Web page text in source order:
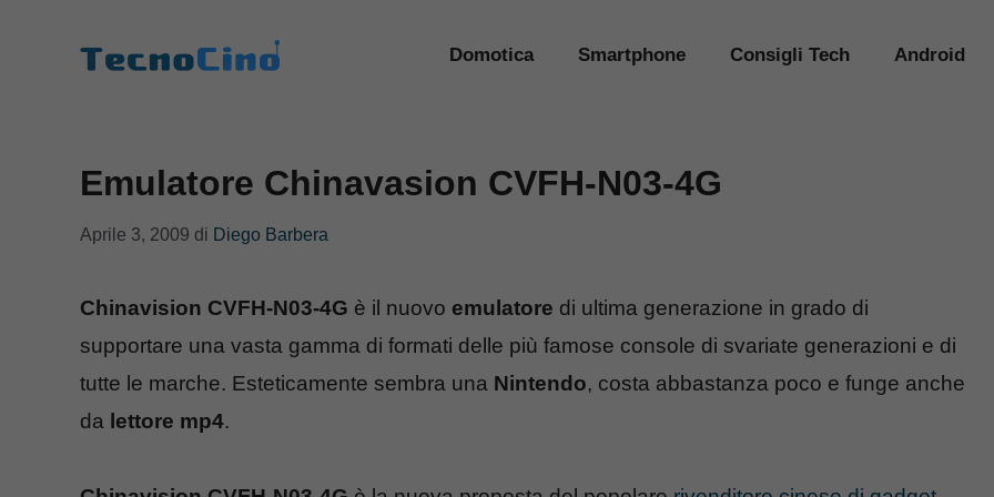
Domotica Smartphone Consigli Tech Android
Emulatore Chinavasion CVFH-N03-4G
Aprile 3, 2009 di Diego Barbera
Chinavision CVFH-N03-4G è il nuovo emulatore di ultima generazione in grado di
supportare una vasta gamma di formati delle più famose console di svariate generazioni e di
tutte le marche. Esteticamente sembra una Nintendo, costa abbastanza poco e funge anche
da lettore mp4.